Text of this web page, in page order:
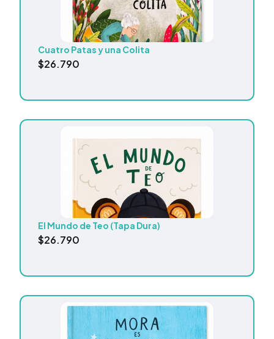
Cuatro Patas y una Colita
$26.790
El Mundo de Teo (Tapa Dura)
$26.790